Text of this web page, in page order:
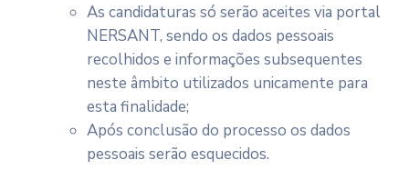
As candidaturas só serão aceites via portal
NERSANT, sendo os dados pessoais
recolhidos e informações subsequentes
neste âmbito utilizados unicamente para
esta finalidade;
Após conclusão do processo os dados
pessoais serão esquecidos.